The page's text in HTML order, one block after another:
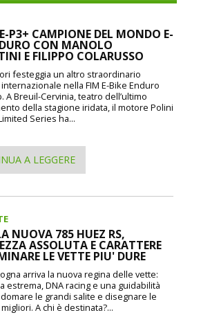
P3+ CAMPIONE DEL MONDO E-
CON MANOLO
E FILIPPO COLARUSSO
festeggia un altro straordinario
nella FIM E-Bike Enduro
A Breuil-Cervinia, teatro dell’ultimo
della stagione iridata, il motore Polini
Series ha...
A LEGGERE
NUOVA 785 HUEZ RS,
ASSOLUTA E CARATTERE
LE VETTE PIU' DURE
arriva la nuova regina delle vette:
estrema, DNA racing e una guidabilità
le grandi salite e disegnare le
A chi è destinata?...